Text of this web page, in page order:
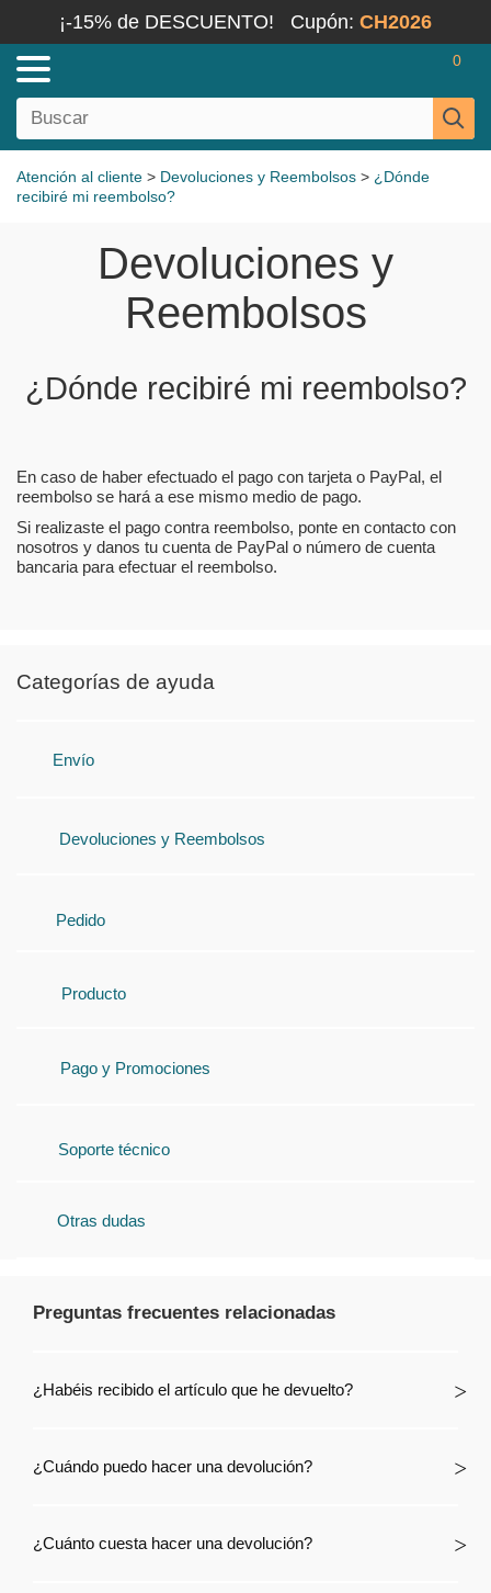
¡-15% de DESCUENTO! Cupón: CH2026
0
Atención al cliente > Devoluciones y Reembolsos > ¿Dónde
recibiré mi reembolso?
Devoluciones y
Reembolsos
¿Dónde recibiré mi reembolso?
En caso de haber efectuado el pago con tarjeta o PayPal, el
reembolso se hará a ese mismo medio de pago.
Si realizaste el pago contra reembolso, ponte en contacto con
nosotros y danos tu cuenta de PayPal o número de cuenta
bancaria para efectuar el reembolso.
Categorías de ayuda
Envío
Devoluciones y Reembolsos
Pedido
Producto
Pago y Promociones
Soporte técnico
Otras dudas
Preguntas frecuentes relacionadas
¿Habéis recibido el artículo que he devuelto?
¿Cuándo puedo hacer una devolución?
¿Cuánto cuesta hacer una devolución?